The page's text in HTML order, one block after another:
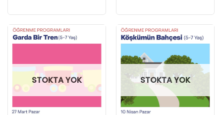
STOKTA YOK STOKTA YOK